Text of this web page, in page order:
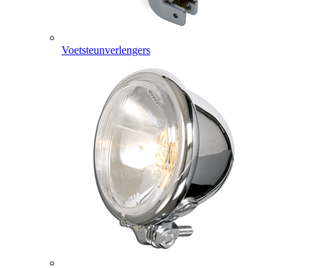
Voetsteunverlengers